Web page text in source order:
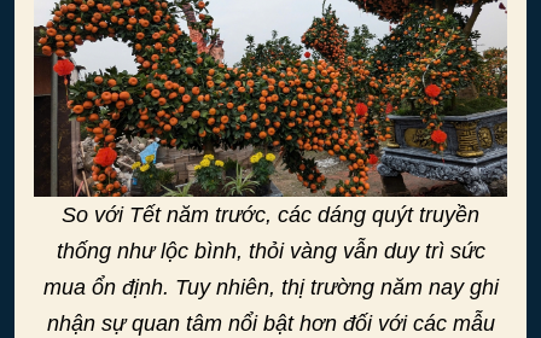
So với Tết năm trước, các dáng quýt truyền
thống như lộc bình, thỏi vàng vẫn duy trì sức
mua ổn định. Tuy nhiên, thị trường năm nay ghi
nhận sự quan tâm nổi bật hơn đối với các mẫu